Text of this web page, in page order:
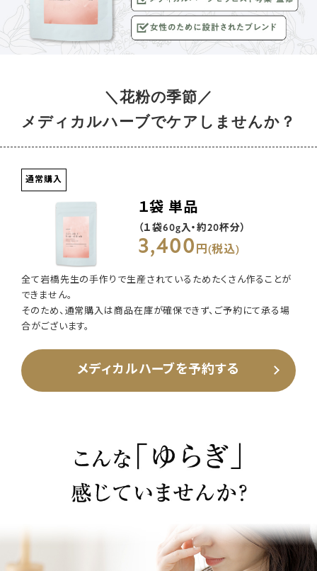
＼花粉の季節／
メディカルハーブでケアしませんか？
通常購入
１袋 単品
（１袋60g入・約20杯分）
3,400 円(税込)
全て岩橋先生の手作りで生産されているためたくさん作ることが
できません。
そのため、通常購入は商品在庫が確保できず、ご予約にて承る場
合がございます。
メディカルハーブを予約する